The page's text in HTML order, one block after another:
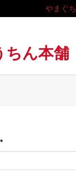
やまぐ
ちん本舗
*必
須